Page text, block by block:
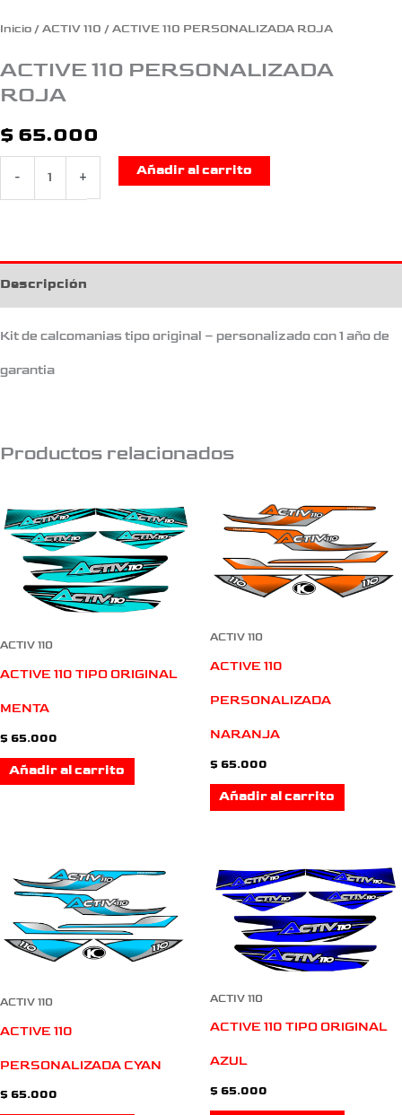
Inicio / ACTIV 110 / ACTIVE 110 PERSONALIZADA ROJA
ACTIVE 110 PERSONALIZADA
ROJA
$ 65.000
- +
Añadir al carrito
Descripción
Kit de calcomanias tipo original – personalizado con 1 año de
garantia
Productos relacionados
ACTIV 110
ACTIVE 110 TIPO ORIGINAL
MENTA
$ 65.000
Añadir al carrito
ACTIV 110
ACTIVE 110
PERSONALIZADA
NARANJA
$ 65.000
Añadir al carrito
ACTIV 110
ACTIVE 110
PERSONALIZADA CYAN
$ 65.000
ACTIV 110
ACTIVE 110 TIPO ORIGINAL
AZUL
$ 65.000